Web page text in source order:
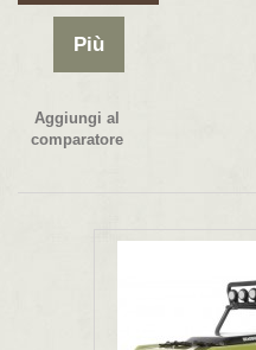
Più
Aggiungi al
comparatore